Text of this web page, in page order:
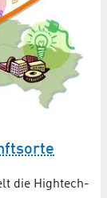
die Hightech-